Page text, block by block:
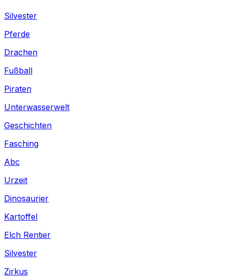
Silvester
Pferde
Drachen
Fußball
Piraten
Unterwasserwelt
Geschichten
Fasching
Abc
Urzeit
Dinosaurier
Kartoffel
Elch Rentier
Silvester
Zirkus